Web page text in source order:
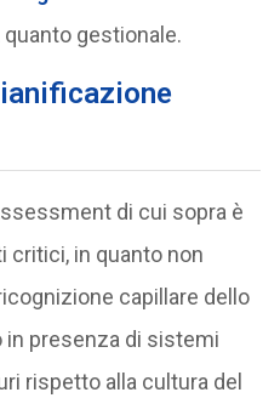
gestionale.
di cui sopra è
critici, in quanto non
capillare dello
in presenza di sistemi
rispetto alla cultura del